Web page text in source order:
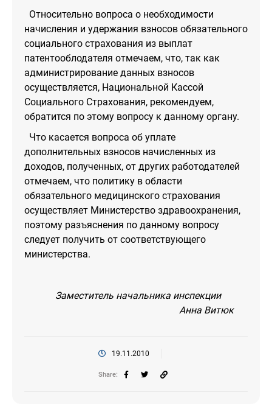
Относительно вопроса о необходимости
начисления и удержания взносов обязательного
социального страхования из выплат
патентооблодателя отмечаем, что, так как
администрирование данных взносов
осуществляется, Национальной Кассой
Социального Страхования, рекомендуем,
обратится по этому вопросу к данному органу.
Что касается вопроса об уплате
дополнительных взносов начисленных из
доходов, полученных, от других работодателей
отмечаем, что политику в области
обязательного медицинского страхования
осуществляет Министерство здравоохранения,
поэтому разъяснения по данному вопросу
следует получить от соответствующего
министерства.
Заместитель начальника инспекции
Анна Витюк
19.11.2010
Share: